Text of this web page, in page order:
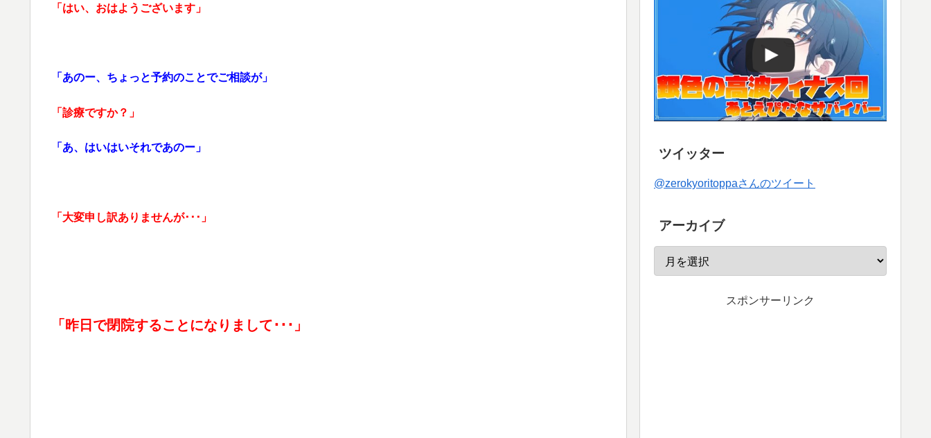
「はい、おはようございます」
「あのー、ちょっと予約のことでご相談が」
「診療ですか？」
「あ、はいはいそれであのー」
「大変申し訳ありませんが･･･」
「昨日で閉院することになりまして･･･」
ツイッター
@zerokyoritoppaさんのツイート
アーカイブ
スポンサーリンク